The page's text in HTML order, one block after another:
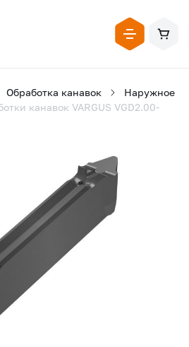
Обработка канавок
Наружное
канавок VARGUS VGD2.00-